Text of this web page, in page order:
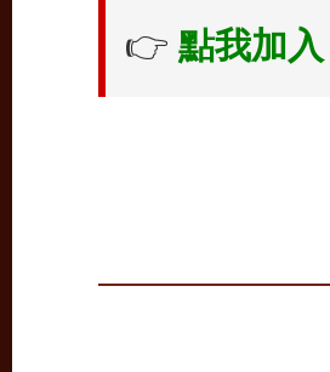
👉 點我加